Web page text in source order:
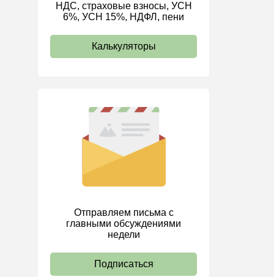
ИП
НДС, страховые взносы, УСН
6%, УСН 15%, НДФЛ, пени
Калькуляторы
Отправляем письма с
главными обсуждениями
недели
Подписаться